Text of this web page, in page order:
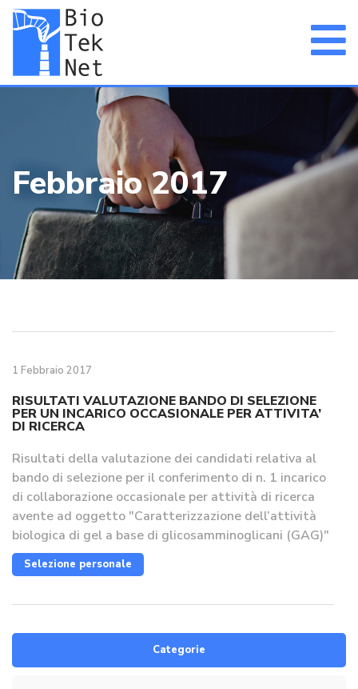
Febbraio 2017
1 Febbraio 2017
RISULTATI VALUTAZIONE BANDO DI SELEZIONE
PER UN INCARICO OCCASIONALE PER ATTIVITA’
DI RICERCA
Risultati della valutazione dei candidati relativa al
bando di selezione per il conferimento di n. 1 incarico
di collaborazione occasionale per attività di ricerca
avente ad oggetto "Caratterizzazione dell’attività
biologica di gel a base di glicosamminoglicani (GAG)"
Selezione personale
Categorie